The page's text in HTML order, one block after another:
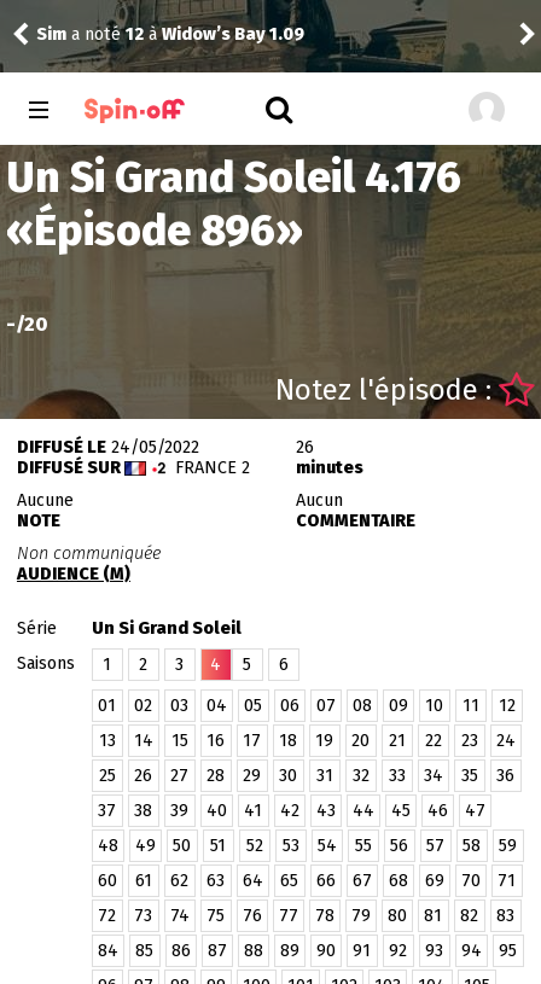
Sim a noté12àWidow’s Bay 1.09
Un Si Grand Soleil 4.176
«Épisode 896»
-/20
Notez l'épisode :
DIFFUSÉ LE24/05/2022
DIFFUSÉ SUR
FRANCE 2
26
minutes
Aucune
NOTE
Aucun
COMMENTAIRE
Non communiquée
AUDIENCE (M)
Série
Un Si Grand Soleil
Saisons
1 2 3 4 5 6
01 02 03 04 05 06 07 08 09 10 11
12
13
14 15 16 17 18 19 20 21 22 23
24
25
26 27 28 29 30 31 32 33 34 35
36
37
38 39 40 41 42 43 44 45 46
47
48
49 50 51 52 53 54 55 56 57 58
59
60
61 62 63 64 65 66 67 68 69 70
71
72
73 74 75 76 77 78 79 80 81 82
83
84
85 86 87 88 89 90 91 92 93 94
95